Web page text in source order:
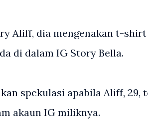
Aliff, dia mengenakan t-
di dalam IG Story Bella.
spekulasi apabila Aliff, 29,
akaun IG miliknya.